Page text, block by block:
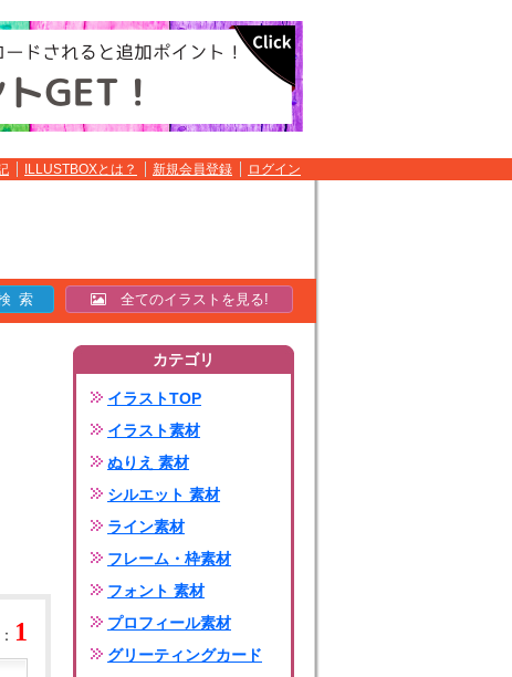
ILLUSTBOXとは？ 新規会員登録 ログイン
全てのイラストを見る!
1
カテゴリ
イラストTOP
イラスト素材
ぬりえ 素材
シルエット 素材
ライン素材
フレーム・枠素材
フォント 素材
プロフィール素材
グリーティングカード